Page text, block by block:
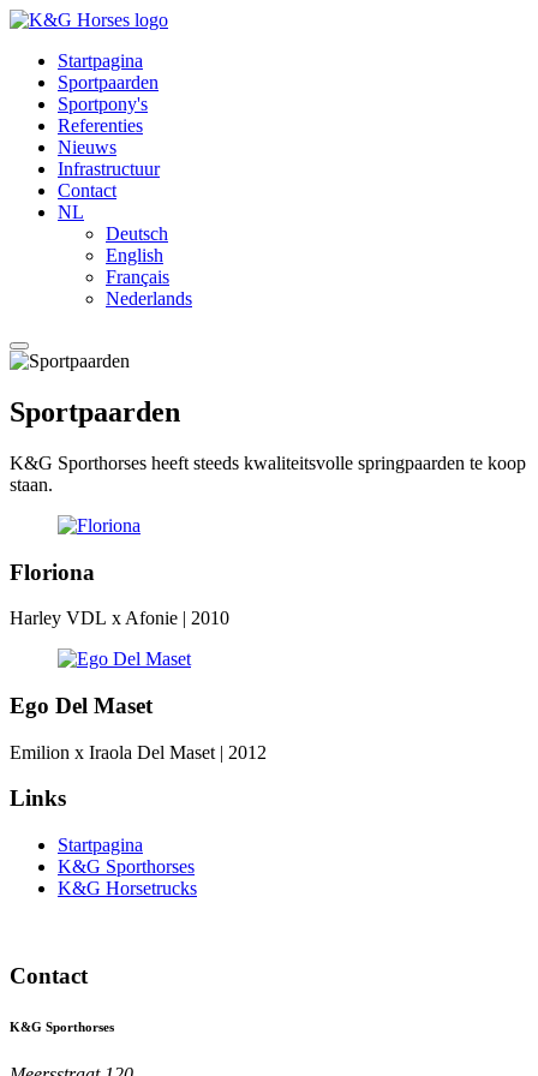
Startpagina
Sportpaarden
Sportpony's
Referenties
Nieuws
Infrastructuur
Contact
NL
Deutsch
English
Français
Nederlands
Sportpaarden
K&G Sporthorses heeft steeds kwaliteitsvolle springpaarden te koop
staan.
Floriona
Harley VDL x Afonie | 2010
Ego Del Maset
Emilion x Iraola Del Maset | 2012
Links
Startpagina
K&G Sporthorses
K&G Horsetrucks
Contact
K&G Sporthorses